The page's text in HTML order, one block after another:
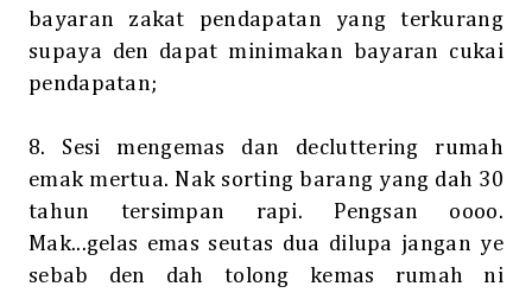
bayaran zakat pendapatan yang terkurang
supaya den dapat minimakan bayaran cukai
pendapatan;
8. Sesi mengemas dan decluttering rumah
emak mertua. Nak sorting barang yang dah 30
tahun tersimpan rapi. Pengsan oooo.
Mak...gelas emas seutas dua dilupa jangan ye
sebab den dah tolong kemas rumah ni